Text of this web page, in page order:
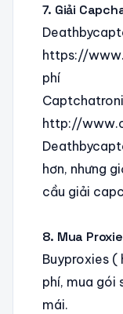
7. Giải
https://
phí
http://
hơn, nhưng
cầu giải
8. Mua
Buyproxies
phí, mua gói
mái.